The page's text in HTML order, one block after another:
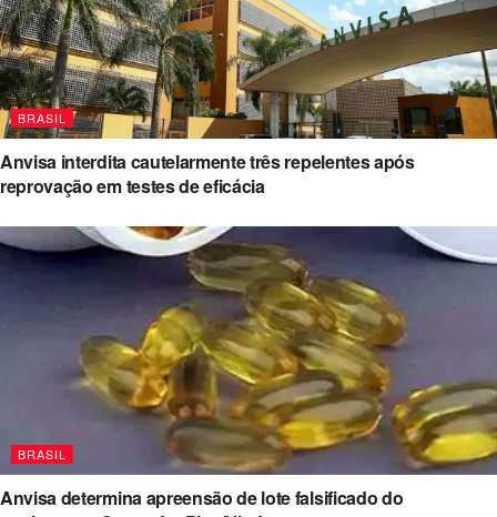
BRASIL
Anvisa interdita cautelarmente três repelentes após
reprovação em testes de eficácia
BRASIL
Anvisa determina apreensão de lote falsificado do